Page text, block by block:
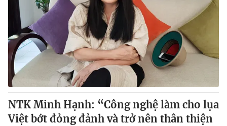
NTK Minh Hạnh: “Công nghệ làm cho lụa
Việt bớt đỏng đảnh và trở nên thân thiện